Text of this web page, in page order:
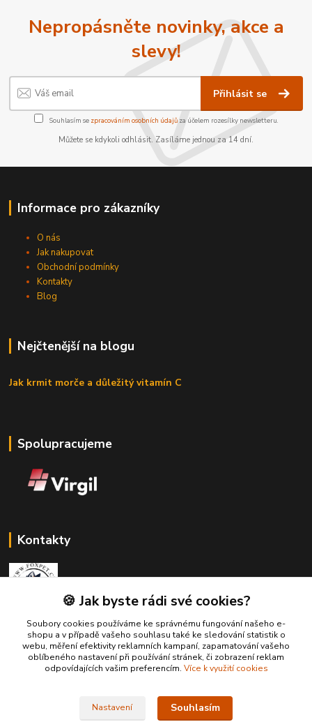
Nepropásněte novinky, akce a
slevy!
Přihlásit se
Souhlasím se zpracováním osobních údajůza účelem rozesílky newsletteru.
Můžete se kdykoli odhlásit. Zasíláme jednou za 14 dní.
Informace pro zákazníky
O nás
Jak nakupovat
Obchodní podmínky
Kontakty
Blog
Nejčtenější na blogu
Jak krmit morče a důležitý vitamín C
Spolupracujeme
Kontakty
Zákaznická podpora Fox Pet
+420731765216
(Po-Pá, 10-14 hod.)
🍪 Jak byste rádi své cookies?
Soubory cookies používáme ke správnému fungování našeho e-
shopu a v případě vašeho souhlasu také ke sledování statistik o
webu, měření efektivity reklamních kampaní, zapamatování vašeho
oblíbeného nastavení při používání stránek, či zobrazení reklam
odpovídajících vašim preferencím. Více k využití cookies
Nastavení Souhlasím